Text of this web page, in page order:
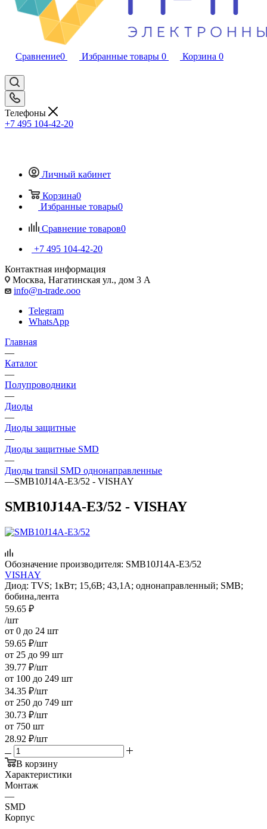
Сравнение0 Избранные товары 0 Корзина 0
Телефоны
+7 495 104-42-20
Личный кабинет
Корзина0
Избранные товары0
Сравнение товаров0
+7 495 104-42-20
Контактная информация
Москва, Нагатинская ул., дом 3 А
info@n-trade.ooo
Telegram
WhatsApp
Главная
—
Каталог
—
Полупроводники
—
Диоды
—
Диоды защитные
—
Диоды защитные SMD
—
Диоды transil SMD однонаправленные
—SMB10J14A-E3/52 - VISHAY
SMB10J14A-E3/52 - VISHAY
Обозначение производителя: SMB10J14A-E3/52
VISHAY
Диод: TVS; 1кВт; 15,6В; 43,1А; однонаправленный; SMB;
бобина,лента
59.65 ₽
/шт
от 0 до 24 шт
59.65 ₽/шт
от 25 до 99 шт
39.77 ₽/шт
от 100 до 249 шт
34.35 ₽/шт
от 250 до 749 шт
30.73 ₽/шт
от 750 шт
28.92 ₽/шт
В корзину
Характеристики
Монтаж
—
SMD
Корпус